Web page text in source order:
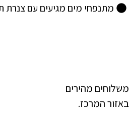
מתנפחי מים מגיעים עם צנרת
משלוחים מהירים
באזור המרכז.